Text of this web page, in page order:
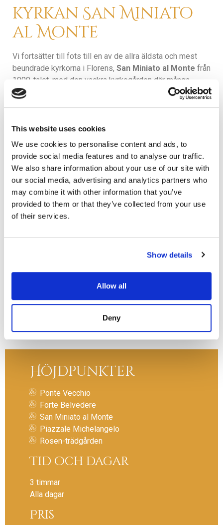
This website uses cookies
We use cookies to personalise content and ads, to
provide social media features and to analyse our traffic.
We also share information about your use of our site with
our social media, advertising and analytics partners who
may combine it with other information that you’ve
provided to them or that they’ve collected from your use
of their services.
Show details
Allow all
Deny
kyrkan San Miniato
al Monte
Vi fortsätter till fots till en av de allra äldsta och mest
beundrade kyrkorna i Florens, San Miniato al Monte från
1000-talet, med den vackra kyrkogården där många
kända florentinare ligger begravda. Vi passar på att njuta
iRosenträdgårdendär vi inte bara finner doftande rosor
utan även de fantastiska skulpturerna av den belgiske
konstnären Jean-Michel Folon
. Vår promenad avslutas i
det idylliska kvarteret
San Niccolò
. Här finns både
fikaställen och restauranger för att avrunda en morgon
eller en sen eftermiddag.
Höjdpunkter
Ponte Vecchio
Forte Belvedere
San Miniato al Monte
Piazzale Michelangelo
Rosen-trädgården
Tid och dagar
3 timmar
Alla dagar
Pris